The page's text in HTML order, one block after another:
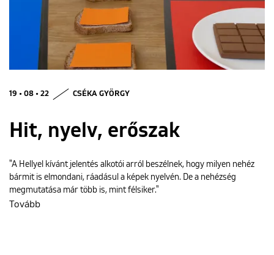
ENGLISH
19 • 08 • 22 CSÉKA GYÖRGY
Hit, nyelv, erőszak
"A Hellyel kívánt jelentés alkotói arról beszélnek, hogy milyen nehéz
bármit is elmondani, ráadásul a képek nyelvén. De a nehézség
megmutatása már több is, mint félsiker."
Tovább